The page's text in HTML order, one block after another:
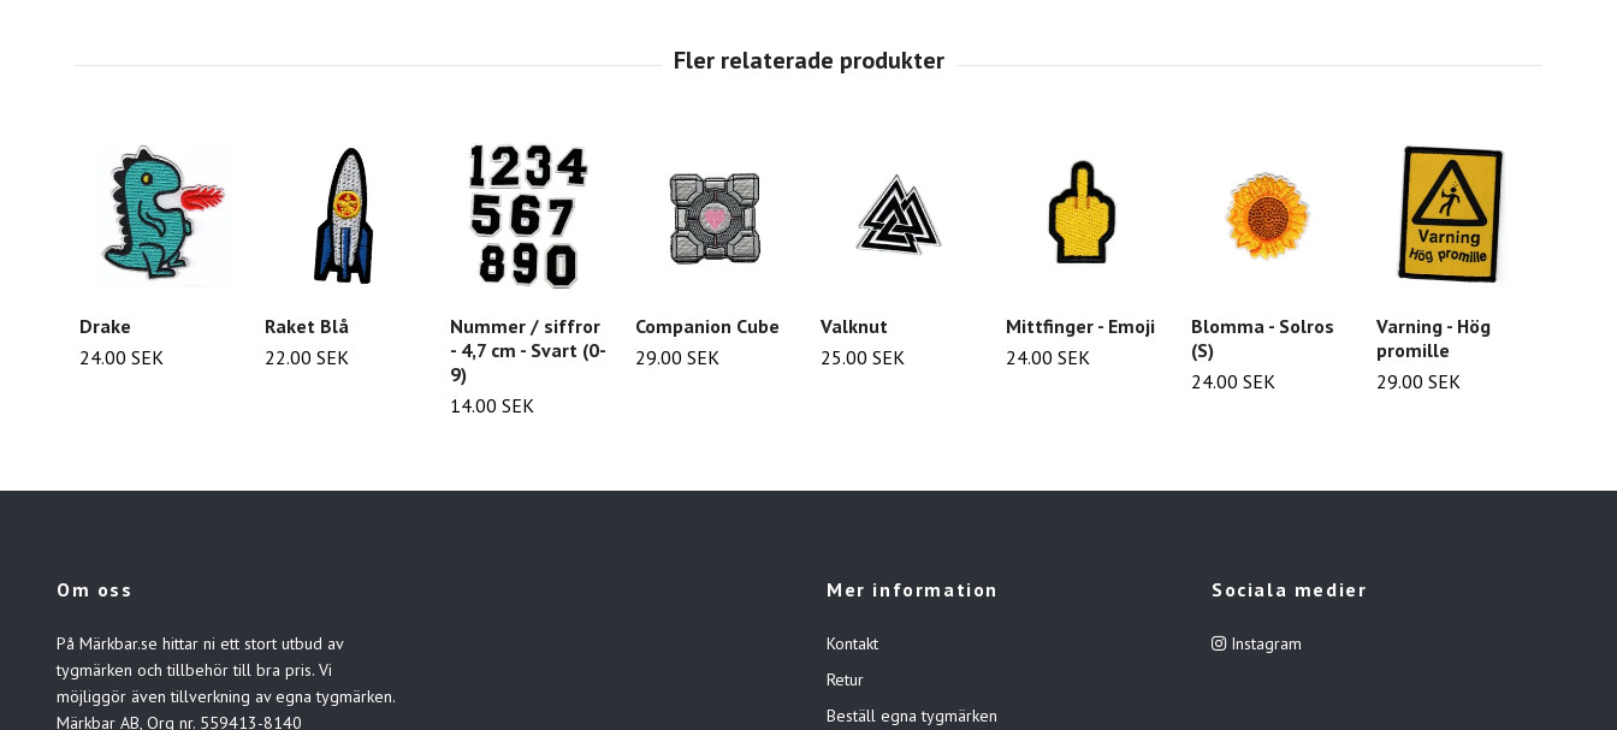
Drake
24.00 SEK
Raket Blå
22.00 SEK
Nummer / siffror
- 4,7 cm - Svart (0-
9)
14.00 SEK
Companion Cube
29.00 SEK
Valknut
25.00 SEK
Mittfinger - Emoji
24.00 SEK
Blomma - Solros
(S)
24.00 SEK
Varning - Hög
promille
29.00 SEK
Om oss
På Märkbar.se hittar ni ett stort utbud av
tygmärken och tillbehör till bra pris. Vi
möjliggör även tillverkning av egna tygmärken.
Märkbar AB, Org nr. 559413-8140
Mer information
Kontakt
Retur
Beställ egna tygmärken
Sociala medier
Instagram